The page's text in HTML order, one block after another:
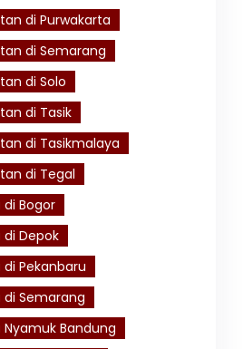
di Purwakarta
di Semarang
di Solo
di Tasik
di Tasikmalaya
di Tegal
di Bogor
di Depok
Pekanbaru
di Semarang
Nyamuk Bandung